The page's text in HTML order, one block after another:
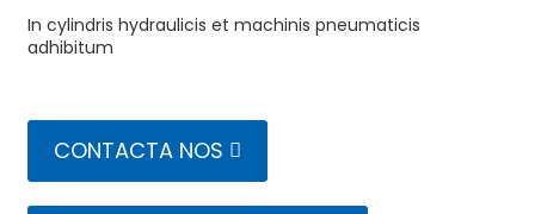
In cylindris hydraulicis et machinis pneumaticis
adhibitum
CONTACTA NOS